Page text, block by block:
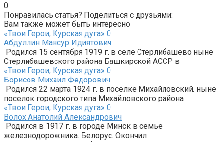
0
Понравилась статья? Поделиться с друзьями:
Вам также может быть интересно
«Твои Герои, Курская дуга» 0
Абдуллин Мансур Идиятович
Родился 15 сентября 1919 г. в селе Стерлибашево ныне
Стерлибашевского района Башкирской АССР в
«Твои Герои, Курская дуга» 0
Борисов Михаил Федорович
Родился 22 марта 1924 г. в поселке Михайловский. ныне
поселок городского типа Михайловского района
«Твои Герои, Курская дуга» 0
Волох Анатолий Александрович
Родился в 1917 г. в городе Минск в семье
железнодорожника. Белорус. Окончил